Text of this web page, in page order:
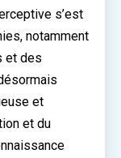
s’est
notamment
et des
et
et du